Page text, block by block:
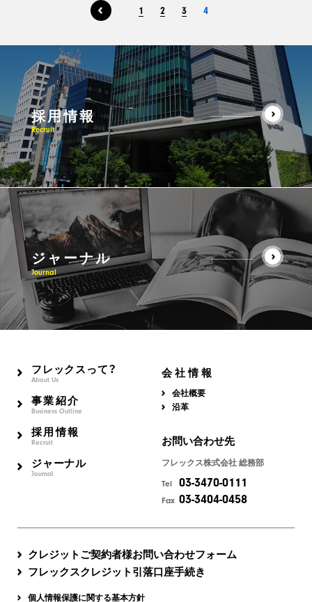
1 2 3 4
採用情報
Recruit
ジャーナル
Journal
フレックスって？
About Us
事業紹介
Business Outline
採用情報
Recruit
ジャーナル
Journal
会社情報
会社概要
沿革
お問い合わせ先
フレックス株式会社 総務部
Tel 03-3470-0111
Fax 03-3404-0458
クレジットご契約者様お問い合わせフォーム
フレックスクレジット引落口座手続き
個人情報保護に関する基本方針